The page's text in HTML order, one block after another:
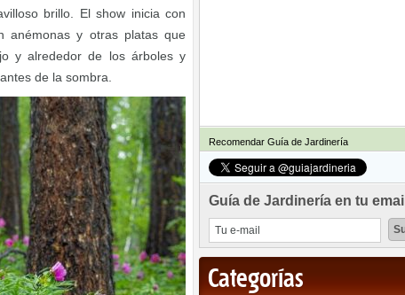
brillo. El show inicia con
anémonas y otras platas que
y alrededor de los árboles y
de la sombra.
Recomendar Guía de Jardinería
Guía de Jardinería en tu email
Categorías